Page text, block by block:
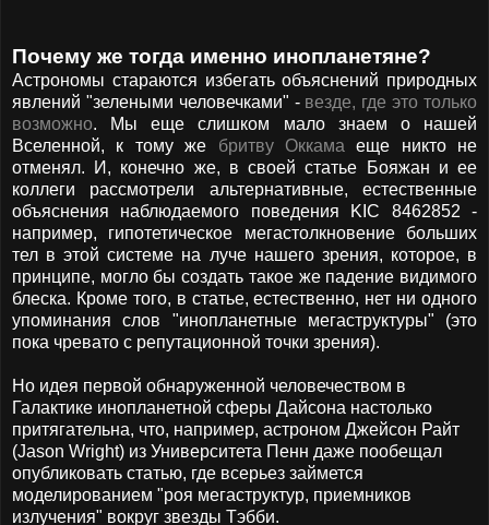
Почему же тогда именно инопланетяне?
Астрономы стараются избегать объяснений природных
явлений "зелеными человечками" - везде, где это только
возможно. Мы еще слишком мало знаем о нашей
Вселенной, к тому же бритву Оккама еще никто не
отменял. И, конечно же, в своей статье Бояжан и ее
коллеги рассмотрели альтернативные, естественные
объяснения наблюдаемого поведения
KIC 8462852 -
например, гипотетическое мегастолкновение больших
тел в этой системе на луче нашего зрения, которое, в
принципе, могло бы создать такое же падение видимого
блеска. Кроме того, в статье, естественно, нет ни одного
упоминания слов "инопланетные мегаструктуры" (это
пока чревато с репутационной точки зрения).
Но идея первой обнаруженной человечеством в
Галактике инопланетной сферы Дайсона настолько
притягательна, что, например, астроном Джейсон Райт
(Jason Wright) из Университета Пенн даже пообещал
опубликовать статью, где всерьез займется
моделированием "роя мегаструктур, приемников
излучения" вокруг звезды Тэбби.